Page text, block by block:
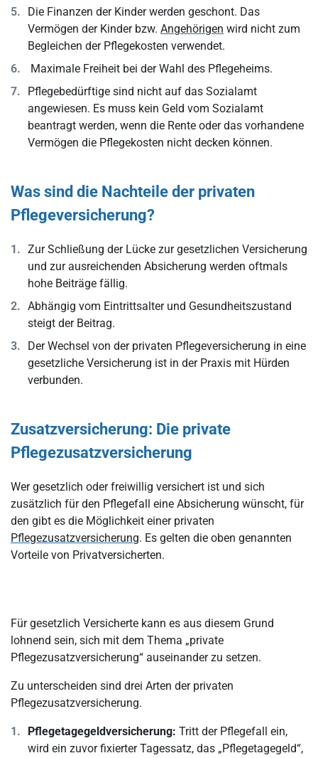
Die Finanzen der Kinder werden geschont. Das
Vermögen der Kinder bzw. Angehörigen wird nicht zum
Begleichen der Pflegekosten verwendet.
Maximale Freiheit bei der Wahl des Pflegeheims.
Pflegebedürftige sind nicht auf das Sozialamt
angewiesen. Es muss kein Geld vom Sozialamt
beantragt werden, wenn die Rente oder das vorhandene
Vermögen die Pflegekosten nicht decken können.
Was sind die Nachteile der privaten
Pflegeversicherung?
Zur Schließung der Lücke zur gesetzlichen Versicherung
und zur ausreichenden Absicherung werden oftmals
hohe Beiträge fällig.
Abhängig vom Eintrittsalter und Gesundheitszustand
steigt der Beitrag.
Der Wechsel von der privaten Pflegeversicherung in eine
gesetzliche Versicherung ist in der Praxis mit Hürden
verbunden.
Zusatzversicherung: Die private
Pflegezusatzversicherung
Wer gesetzlich oder freiwillig versichert ist und sich
zusätzlich für den Pflegefall eine Absicherung wünscht, für
den gibt es die Möglichkeit einer privaten
Pflegezusatzversicherung. Es gelten die oben genannten
Vorteile von Privatversicherten.
Für gesetzlich Versicherte kann es aus diesem Grund
lohnend sein, sich mit dem Thema „private
Pflegezusatzversicherung“ auseinander zu setzen.
Zu unterscheiden sind drei Arten der privaten
Pflegezusatzversicherung.
Pflegetagegeldversicherung: Tritt der Pflegefall ein,
wird ein zuvor fixierter Tagessatz, das „Pflegetagegeld“,